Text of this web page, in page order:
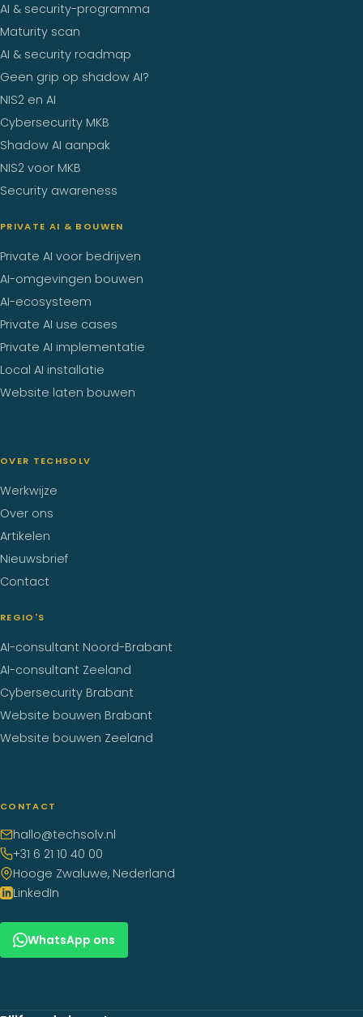
AI & security-programma
Maturity scan
AI & security roadmap
Geen grip op shadow AI?
NIS2 en AI
Cybersecurity MKB
Shadow AI aanpak
NIS2 voor MKB
Security awareness
PRIVATE AI & BOUWEN
Private AI voor bedrijven
AI-omgevingen bouwen
AI-ecosysteem
Private AI use cases
Private AI implementatie
Local AI installatie
Website laten bouwen
OVER TECHSOLV
Werkwijze
Over ons
Artikelen
Nieuwsbrief
Contact
REGIO'S
AI-consultant Noord-Brabant
AI-consultant Zeeland
Cybersecurity Brabant
Website bouwen Brabant
Website bouwen Zeeland
CONTACT
hallo@techsolv.nl
+31 6 21 10 40 00
Hooge Zwaluwe, Nederland
LinkedIn
WhatsApp ons